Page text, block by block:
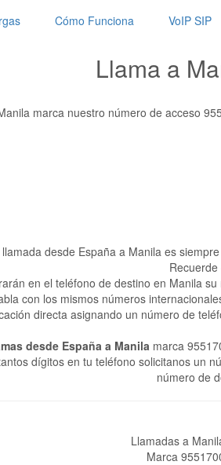
Cómo Funciona VoIP SIP
Llama a
marca nuestro número de acceso
desde España a Manila es
en el teléfono de destino en Manila
con los mismos números
directa asignando un número de
desde España a Manila marca
dígitos en tu teléfono solicitanos un
número de
Llamadas a
Marca